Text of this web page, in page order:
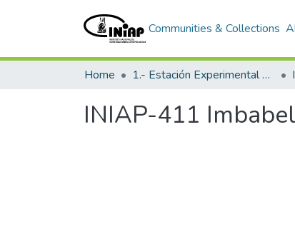
Communities & Collections
Home 1.- Estación Experimental Santa Catalina
INIAP-411